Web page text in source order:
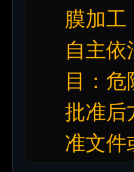
膜加工
自主
目：
批准后
准文件